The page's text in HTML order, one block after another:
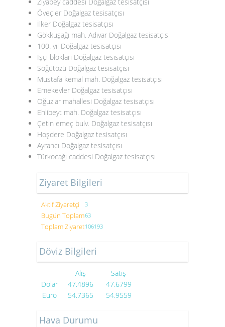
Öveçler Doğalgaz tesisatçısı
İlker Doğalgaz tesisatçısı
Gökkuşağı mah. Adıvar Doğalgaz tesisatçısı
100. yıl Doğalgaz tesisatçısı
İşçi blokları Doğalgaz tesisatçısı
Söğütözü Doğalgaz tesisatçısı
Mustafa kemal mah. Doğalgaz tesisatçısı
Emekevler Doğalgaz tesisatçısı
Oğuzlar mahallesi Doğalgaz tesisatçısı
Ehlibeyt mah. Doğalgaz tesisatçısı
Çetin emeç bulv. Doğalgaz tesisatçısı
Hoşdere Doğalgaz tesisatçısı
Ayrancı Doğalgaz tesisatçısı
Türkocağı caddesi Doğalgaz tesisatçısı
Ziyaret Bilgileri
Aktif Ziyaretçi 3
Bugün Toplam63
Toplam Ziyaret106193
Döviz Bilgileri
Alış
Satış
Dolar
47.4896
47.6799
Euro
54.7365 54.9559
Hava Durumu